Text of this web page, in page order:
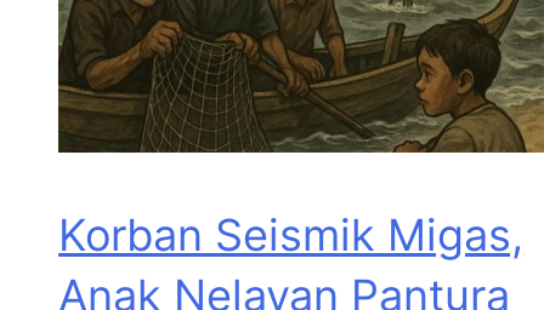
Korban Seismik Migas,
Anak Nelayan Pantura